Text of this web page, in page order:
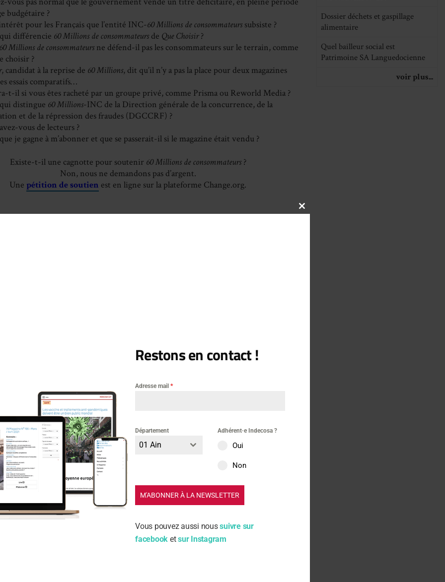
budgétaire ?
pour les Français que l’entité INC-60 Millions de consommateurssubsiste ?
qui différencie 60 Millions de consommateursde Que Choisir?
60 Millions de consommateursne défend-il pas les consommateurs sur le terrain, comme
choisir ?
, candidat à la reprise de 60 Millions, dit qu’il n’y a pas la place pour deux magazines
essais comparatifs…
t-il si vous êtes racheté par un groupe privé, comme Prisma ou Reworld Media ?
distingue 60 Millions-INC de la Direction générale de la concurrence, de la
et de la répression des fraudes (DGCCRF) ?
vous de lecteurs ?
je gagne à m’abonner et que se passerait-il si le magazine était vendu ?
Existe-t-il une cagnotte pour soutenir 60 Millions de consommateurs?
Non, nous ne demandons pas d’argent.
Une pétition de soutien est en ligne sur la plateforme Change.org.
Dossier déchets et gaspillage
alimentaire
Quel bailleur social est
Patrimoine SA Languedocienne
voir plus...
mon nom, mon e-mail et mon site dans le navigateur pour
CLOSE
Restons en contact !
Adresse mail *
Département
01 Ain
Adhérent·e Indecosa ?
Oui
Non
M'ABONNER À LA NEWSLETTER
Vous pouvez aussi noussuivre sur
facebook etsur Instagram